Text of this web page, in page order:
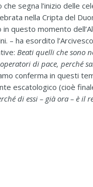
segna l’inizio delle
nella Cripta del
in questo momento
– ha esordito
Beati quelli che sono
di pace, perché
conferma in questi
escatologico (cioè
di essi – già ora – è il